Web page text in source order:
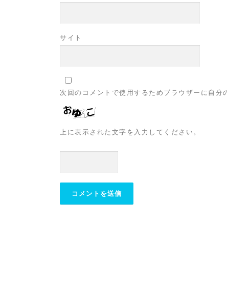
サイト
次回のコメントで使用するためブラウザーに自分
上に表示された文字を入力してください。